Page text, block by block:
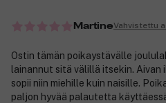
MartineVahvistettu
Ostin tämän poikaystävälle
lainannut sitä välillä itsekin. Aivan
sopii niin miehille kuin naisille.
paljon hyvää palautetta